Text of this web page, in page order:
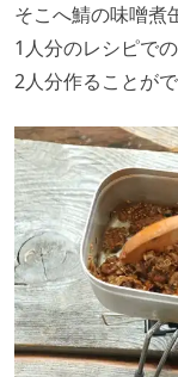
そこへ鯖の味噌煮
1人分のレシピで
2人分作ることがで